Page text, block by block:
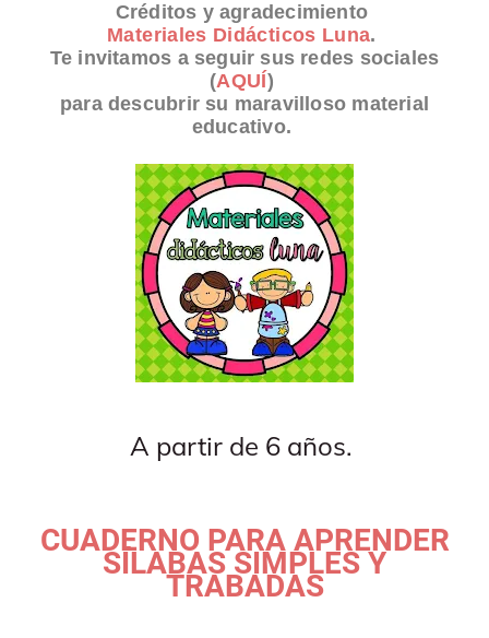
Créditos y agradecimiento
Materiales Didácticos Luna.
Te invitamos a seguir sus redes sociales
(AQUÍ)
para descubrir su maravilloso material
educativo.
A partir de 6 años.
CUADERNO PARA APRENDER
SÍLABAS SIMPLES Y
TRABADAS